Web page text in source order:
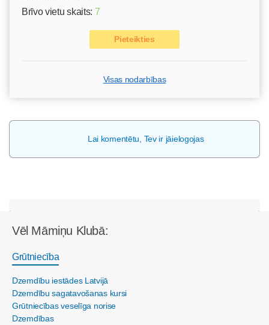
Brīvo vietu skaits: 7
Pieteikties
Visas nodarbības
Lai komentētu, Tev ir jāielogojas
Vēl Māmiņu Klubā:
Grūtniecība
Dzemdību iestādes Latvijā
Dzemdību sagatavošanas kursi
Grūtniecības veselīga norise
Dzemdības